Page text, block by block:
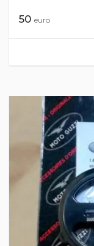
50 euro